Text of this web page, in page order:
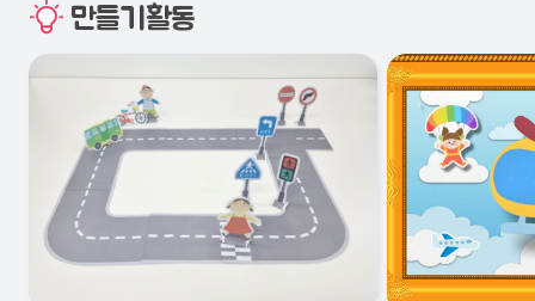
만들기활동